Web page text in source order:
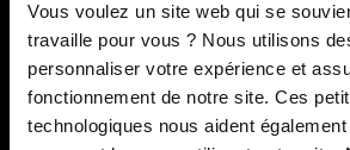
Vous voulez un site web qui se
travaille pour vous ? Nous utilisons
personnaliser votre expérience et
fonctionnement de notre site. Ces
technologiques nous aident
Paiements
Livraisons
Comment renvoyer des articles